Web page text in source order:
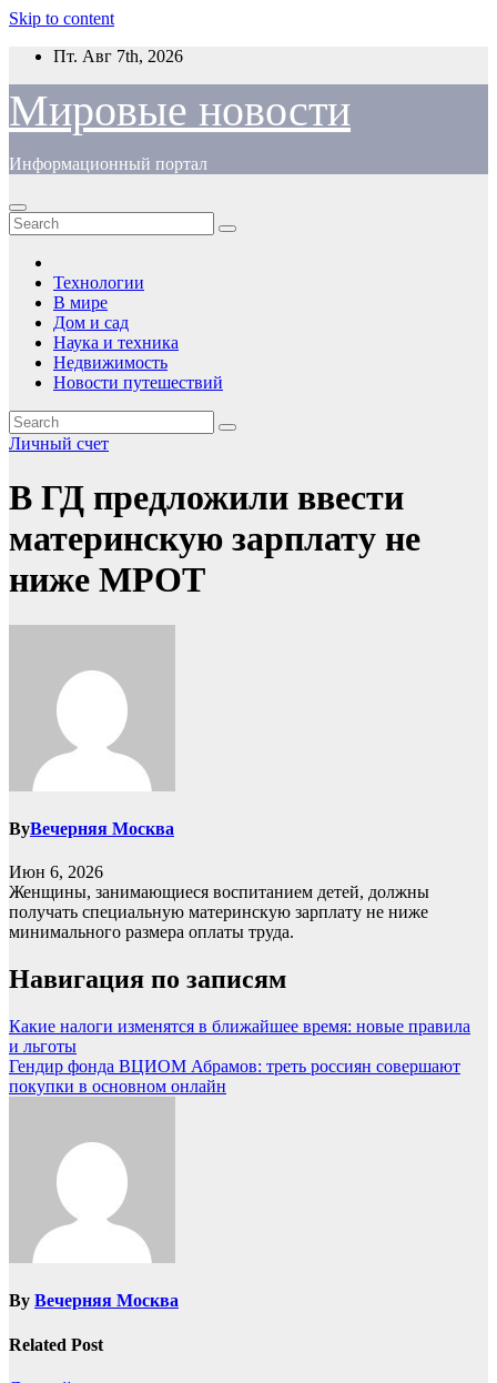
Skip to content
Пт. Авг 7th, 2026
Мировые новости
Информационный портал
Технологии
В мире
Дом и сад
Наука и техника
Недвижимость
Новости путешествий
Личный счет
В ГД предложили ввести
материнскую зарплату не
ниже МРОТ
ByВечерняя Москва
Июн 6, 2026
Женщины, занимающиеся воспитанием детей, должны
получать специальную материнскую зарплату не ниже
минимального размера оплаты труда.
Навигация по записям
Какие налоги изменятся в ближайшее время: новые правила
и льготы
Гендир фонда ВЦИОМ Абрамов: треть россиян совершают
покупки в основном онлайн
By Вечерняя Москва
Related Post